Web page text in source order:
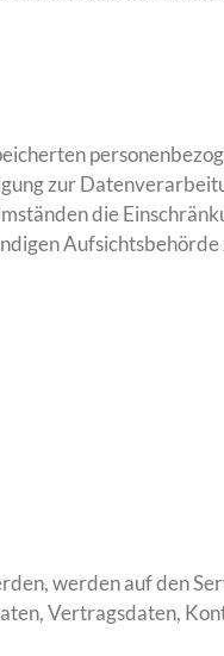
zur
die
Aufsichtsbehörde
werden auf den
Vertragsdaten,